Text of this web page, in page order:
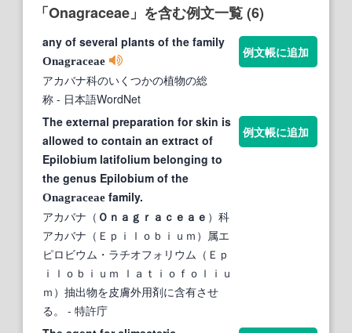
「Onagraceae」を含む例文一覧 (6)
any of several plants of the family
Onagraceae
アカバナ科のいくつかの植物の総
称 - 日本語WordNet
例文帳に追加
The external preparation for skin is
allowed to contain an extract of
Epilobium latifolium belonging to
the genus Epilobium of the
Onagraceae family.
アカバナ（ Ｏｎａｇｒａｃｅａｅ ）科
アカバナ（Ｅｐｉｌｏｂｉｕｍ）属エ
ピロビウム・ラチオフォリウム（Ｅｐ
ｉｌｏｂｉｕｍ ｌａｔｉｏｆｏｌｉｕ
ｍ）抽出物を皮膚外用剤に含有させ
る。
- 特許庁
例文帳に追加